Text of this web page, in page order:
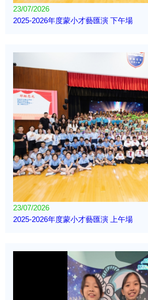
23/07/2026
2025-2026年度蒙小才藝匯演 下午場
23/07/2026
2025-2026年度蒙小才藝匯演 上午場